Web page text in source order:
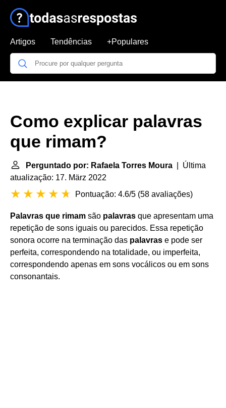
Artigos Tendências +Populares
Como explicar palavras
que rimam?
Perguntado por: Rafaela Torres Moura | Última
atualização: 17. März 2022
Pontuação: 4.6/5 (58 avaliações)
Palavras que rimam são palavras que apresentam uma
repetição de sons iguais ou parecidos. Essa repetição
sonora ocorre na terminação das palavras e pode ser
perfeita, correspondendo na totalidade, ou imperfeita,
correspondendo apenas em sons vocálicos ou em sons
consonantais.